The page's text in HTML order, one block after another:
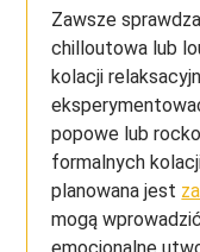
Zawsze
chilloutowa lub
kolacji
popowe lub
formalnych
planowana jest
mogą